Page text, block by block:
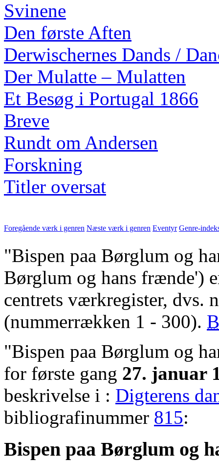
Svinene
Den første Aften
Derwischernes Dands /
Der Mulatte – Mulatten
Et Besøg i Portugal 1866
Breve
Rundt om Andersen
Forskning
Titler oversat
Foregående værk i genren Næste værk i genren Eventyr Genre-
"Bispen paa Børglum og
Børglum og hans frænde')
centrets værkregister, dvs.
(nummerrækken 1 - 300).
"Bispen paa Børglum og
for første gang 27. januar
beskrivelse i : Digterens
bibliografinummer 815:
Bispen paa Børglum og